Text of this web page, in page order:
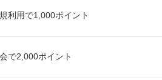
利用で1,000ポイント
で2,000ポイント